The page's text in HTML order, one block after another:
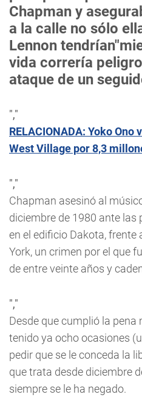
Chapman y
a la calle no sólo
Lennon
vida correría
ataque de un
","
RELACIONADA: Yoko Ono
West Village por 8,3
","
Chapman asesinó al
diciembre de 1980 ante las
en el edificio Dakota, frente
York, un crimen por el que
de entre veinte años y
","
Desde que cumplió la
tenido ya ocho ocasiones
pedir que se le conceda la
que trata desde diciembre
siempre se le ha negado.